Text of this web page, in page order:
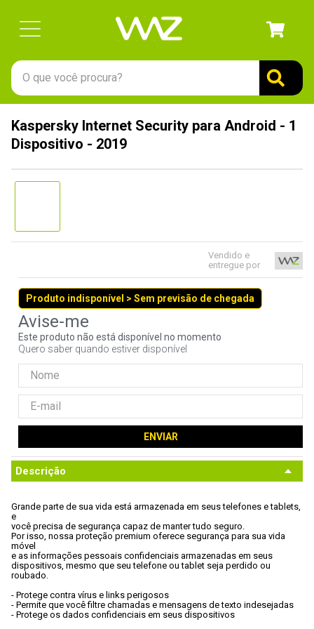
O que você procura?
Kaspersky Internet Security para Android - 1
Dispositivo - 2019
Vendido e
entregue por
Produto indisponível > Sem previsão de chegada
Este produto não está disponível no momento
Quero saber quando estiver disponível
ENVIAR
Descrição
Grande parte de sua vida está armazenada em seus telefones e tablets,
e
você precisa de segurança capaz de manter tudo seguro.
Por isso, nossa proteção premium oferece segurança para sua vida
móvel
e as informações pessoais confidenciais armazenadas em seus
dispositivos, mesmo que seu telefone ou tablet seja perdido ou
roubado.
- Protege contra vírus e links perigosos
- Permite que você filtre chamadas e mensagens de texto indesejadas
- Protege os dados confidenciais em seus dispositivos
1º
gabinete
7º
fractal
8º
controle
ventoinha
10º hd